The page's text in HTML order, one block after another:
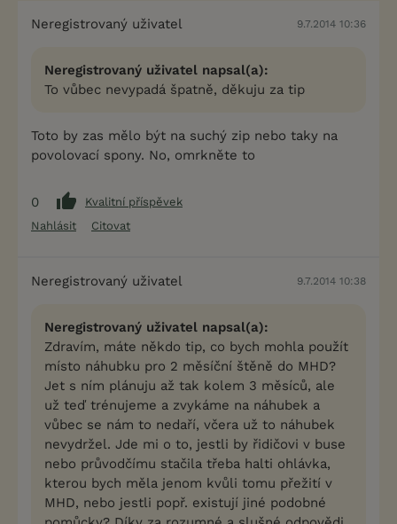
Neregistrovaný uživatel 9.7.2014 10:36
Neregistrovaný uživatel napsal(a):
To vůbec nevypadá špatně, děkuju za tip
Toto by zas mělo být na suchý zip nebo taky na
povolovací spony. No, omrkněte to
0
Kvalitní příspěvek
Nahlásit
Citovat
Neregistrovaný uživatel 9.7.2014 10:38
Neregistrovaný uživatel napsal(a):
Zdravím, máte někdo tip, co bych mohla použít
místo náhubku pro 2 měsíční štěně do MHD?
Jet s ním plánuju až tak kolem 3 měsíců, ale
už teď trénujeme a zvykáme na náhubek a
vůbec se nám to nedaří, včera už to náhubek
nevydržel. Jde mi o to, jestli by řidičovi v buse
nebo průvodčímu stačila třeba halti ohlávka,
kterou bych měla jenom kvůli tomu přežití v
MHD, nebo jestli popř. existují jiné podobné